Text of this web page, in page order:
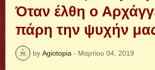
Όταν έλθη ο
πάρη την ψυχήν
by Agiotopia - Μαρτίου 04, 2019